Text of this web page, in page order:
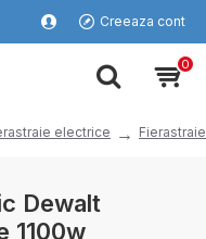
Creeaza cont
0
electrice
Dewalt
1100w